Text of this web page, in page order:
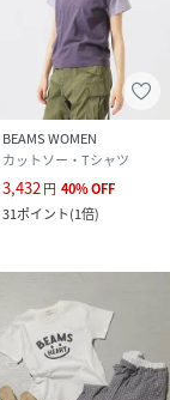
BEAMS WOMEN
カットソー・Tシャツ
3,432 円 40%OFF
31ポイント(1倍)